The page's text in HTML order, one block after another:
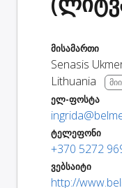
მისამართი
Senasis
Lithuania
ელ-ფოსტა
ტელეფონი
+370 5272
ვებსაიტი
http://